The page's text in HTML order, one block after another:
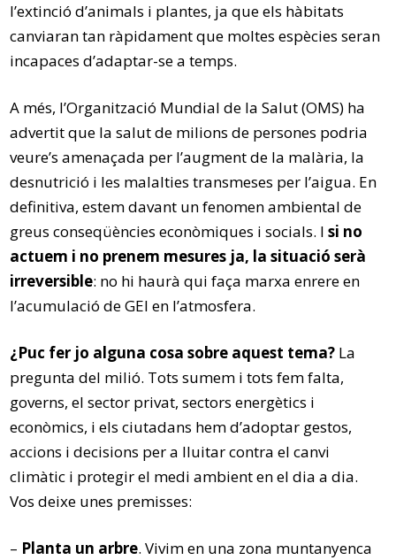
l’extinció d’animals i plantes, ja que els hàbitats
canviaran tan ràpidament que moltes espècies seran
incapaces d’adaptar-se a temps.
A més, l’Organització Mundial de la Salut (OMS) ha
advertit que la salut de milions de persones podria
veure’s amenaçada per l’augment de la malària, la
desnutrició i les malalties transmeses per l’aigua. En
definitiva, estem davant un fenomen ambiental de
greus conseqüències econòmiques i socials. Isi no
actuem i no prenem mesures ja, la situació serà
irreversible: no hi haurà qui faça marxa enrere en
l’acumulació de GEI en l’atmosfera.
¿Puc fer jo alguna cosa sobre aquest tema? La
pregunta del milió. Tots sumem i tots fem falta,
governs, el sector privat, sectors energètics i
econòmics, i els ciutadans hem d’adoptar gestos,
accions i decisions per a lluitar contra el canvi
climàtic i protegir el medi ambient en el dia a dia.
Vos deixe unes premisses:
– Planta un arbre. Vivim en una zona muntanyenca